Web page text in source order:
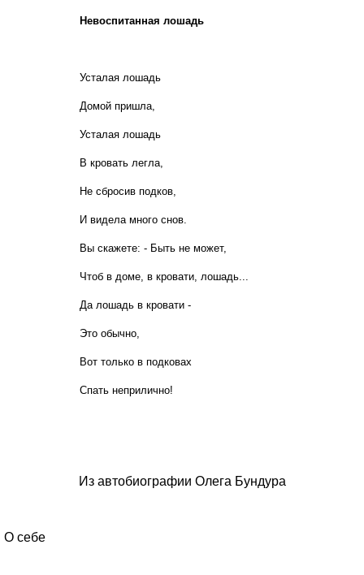
Невоспитанная лошадь
Усталая лошадь
Домой пришла,
Усталая лошадь
В кровать легла,
Не сбросив подков,
И видела много снов.
Вы скажете: - Быть не может,
Чтоб в доме, в кровати, лошадь...
Да лошадь в кровати -
Это обычно,
Вот только в подковах
Спать неприлично!
Из автобиографии Олега Бундура
О себе